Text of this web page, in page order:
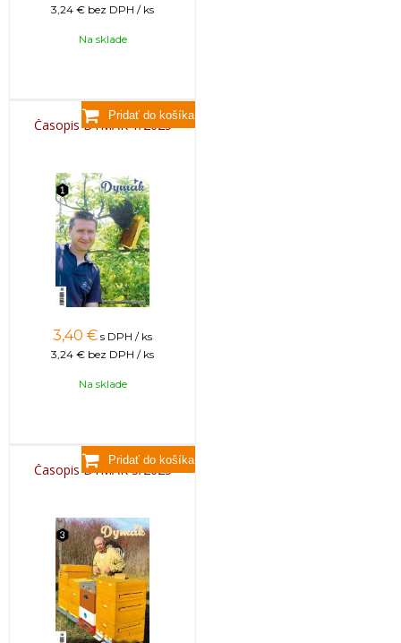
3,24 € bez DPH / ks
Na sklade
Časopis DYMÁK 1/2025
3,40 € s DPH / ks
3,24 € bez DPH / ks
Na sklade
Časopis DYMÁK 3/2025